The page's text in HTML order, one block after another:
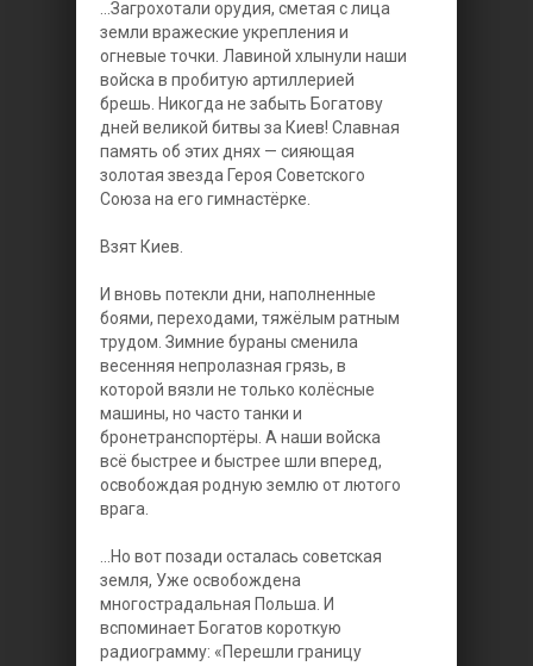
...Загрохотали орудия, сметая с лица
земли вражеские укрепления и
огневые точки. Лавиной хлынули наши
войска в пробитую артиллерией
брешь. Никогда не забыть Богатову
дней великой битвы за Киев! Славная
память об этих днях — сияющая
золотая звезда Героя Советского
Союза на его гимнастёрке.
Взят Киев.
И вновь потекли дни, наполненные
боями, переходами, тяжёлым ратным
трудом. Зимние бураны сменила
весенняя непролазная грязь, в
которой вязли не только колёсные
машины, но часто танки и
бронетранспортёры. А наши войска
всё быстрее и быстрее шли вперед,
освобождая родную землю от лютого
врага.
...Но вот позади осталась советская
земля, Уже освобождена
многострадальная Польша. И
вспоминает Богатов короткую
радиограмму: «Перешли границу